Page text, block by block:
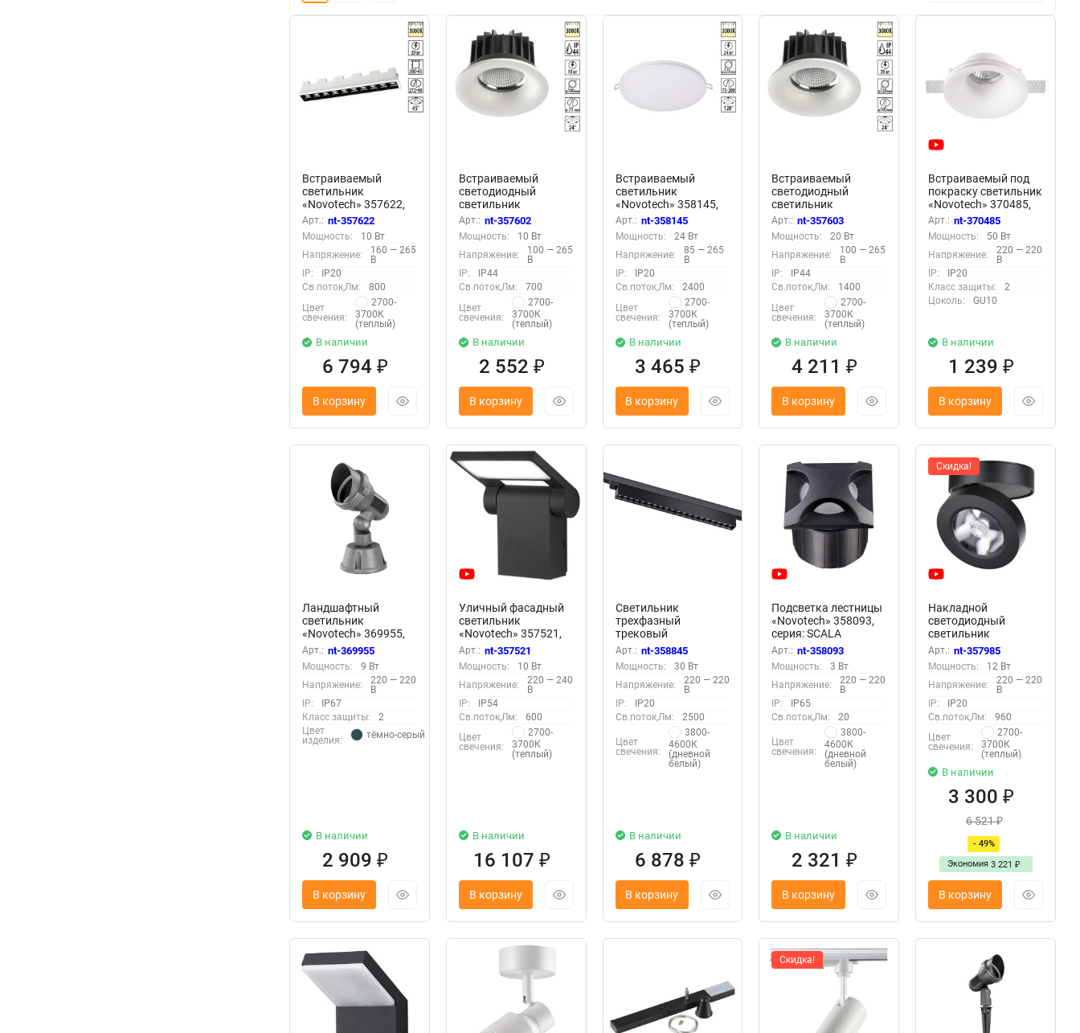
Встраиваемый
светильник
«Novotech» 357622,
серия: ANTEY
(встраиваемый)
Арт.: nt-357622
Мощность:
10 Вт
Напряжение:
160 — 265
В
IP:
IP20
Св.поток,Лм:
800
Цвет
свечения:
2700-
3700К
(теплый)
В наличии
6 794 ₽
В корзину
Встраиваемый
светодиодный
светильник
«Novotech» 357602,
серия: DRUM
(встраиваемый)
Арт.: nt-357602
Мощность:
10 Вт
Напряжение:
100 — 265
В
IP:
IP44
Св.поток,Лм:
700
Цвет
свечения:
2700-
3700К
(теплый)
В наличии
2 552 ₽
В корзину
Встраиваемый
светильник
«Novotech» 358145,
серия: MON
Арт.: nt-358145
Мощность:
24 Вт
Напряжение:
85 — 265
В
IP:
IP20
Св.поток,Лм:
2400
Цвет
свечения:
2700-
3700К
(теплый)
В наличии
3 465₽
В корзину
Встраиваемый
светодиодный
светильник
«Novotech» 357603,
серия: DRUM
(встраиваемый)
Арт.: nt-357603
Мощность:
20 Вт
Напряжение:
100 — 265
В
IP:
IP44
Св.поток,Лм:
1400
Цвет
свечения:
2700-
3700К
(теплый)
В наличии
4 211₽
В корзину
Встраиваемый под
покраску светильник
«Novotech» 370485,
серия: YESO
(крепление на
планке)
Арт.: nt-370485
Мощность:
50 Вт
Напряжение:
220 — 220
В
IP:
IP20
Класс защиты:
2
Цоколь:
GU10
В наличии
1 239₽
В корзину
Ландшафтный
светильник
«Novotech» 369955,
серия: LANDSCAPE
(колышек)
Арт.: nt-369955
Мощность:
9 Вт
Напряжение:
220 — 220
В
IP:
IP67
Класс защиты:
2
Цвет
изделия:
тёмно-серый
В наличии
2 909 ₽
В корзину
Уличный фасадный
светильник
«Novotech» 357521,
серия: ROCA
(накладной)
Арт.: nt-357521
Мощность:
10 Вт
Напряжение:
220 — 240
В
IP:
IP54
Св.поток,Лм:
600
Цвет
свечения:
2700-
3700К
(теплый)
В наличии
16 107 ₽
В корзину
Светильник
трехфазный
трековый
светодиодный
«Novotech» 358845,
серия: ITER
Арт.: nt-358845
Мощность:
30 Вт
Напряжение:
220 — 220
В
IP:
IP20
Св.поток,Лм:
2500
Цвет
свечения:
3800-
4600К
(дневной
белый)
В наличии
6 878₽
В корзину
Подсветка лестницы
«Novotech» 358093,
серия: SCALA
(встраиваемый)
Арт.: nt-358093
Мощность:
3 Вт
Напряжение:
220 — 220
В
IP:
IP65
Св.поток,Лм:
20
Цвет
свечения:
3800-
4600К
(дневной
белый)
В наличии
2 321₽
В корзину
Скидка!
Накладной
светодиодный
светильник
«Novotech» 357985,
серия: GRODA
(крепление на
планке)
Арт.: nt-357985
Мощность:
12 Вт
Напряжение:
220 — 220
В
IP:
IP20
Св.поток,Лм:
960
Цвет
свечения:
2700-
3700К
(теплый)
В наличии
3 300₽
6 521₽
- 49%
Экономия 3 221 ₽
В корзину
Скидка!